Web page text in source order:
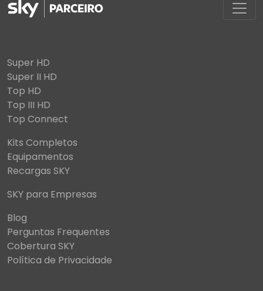
Super HD
Super II HD
Top HD
Top III HD
Top Connect
Kits Completos
Equipamentos
Recargas SKY
SKY para Empresas
Blog
Perguntas Frequentes
Cobertura SKY
Política de Privacidade